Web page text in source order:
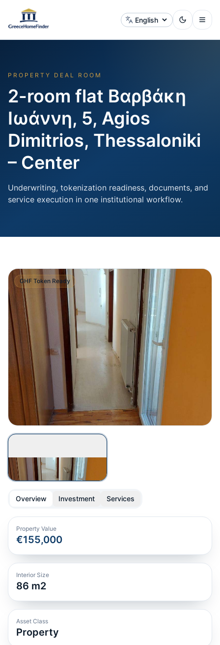
Change language
PROPERTY DEAL ROOM
2-room flat Βαρβάκη
Ιωάννη, 5, Agios
Dimitrios, Thessaloniki
– Center
Underwriting, tokenization readiness, documents, and
service execution in one institutional workflow.
GHF Token Ready
Overview Investment Services
Property Value
€155,000
Interior Size
86 m2
Asset Class
Property